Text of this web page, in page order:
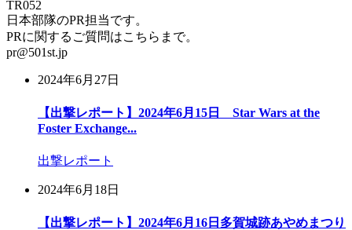
TR052
日本部隊のPR担当です。
PRに関するご質問はこちらまで。
pr@501st.jp
2024年6月27日
【出撃レポート】2024年6月15日 Star Wars at the
Foster Exchange...
出撃レポート
2024年6月18日
【出撃レポート】2024年6月16日多賀城跡あやめまつり